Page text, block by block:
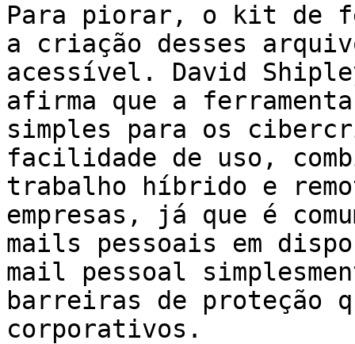
Para piorar, o kit de
a criação desses
acessível. David
afirma que a
simples para os
facilidade de uso,
trabalho híbrido e
empresas, já que é
mails pessoais em
mail pessoal
barreiras de proteção
corporativos.